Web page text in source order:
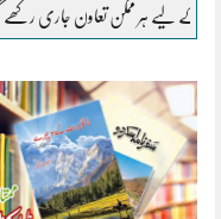
گی، وفاقی وزیر اورنگزیب خان